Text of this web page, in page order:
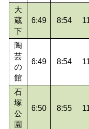
大
蔵
下
6:49 8:54
陶
芸
の
館
6:49 8:54
石
塚
公
園
6:50 8:55